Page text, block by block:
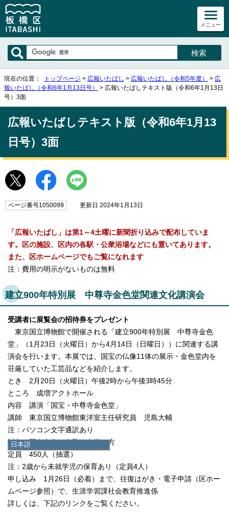
メニュー
日本語
日本語
English
한국어
简体中文
繁體中文
現在の位置： トップページ > 広報いたばし > 広報いたばし（令和5年度） > 広
報いたばし（令和6年1月13日号）
> 広報いたばしテキスト版（令和6年1月13日
号）3面
広報いたばしテキスト版（令和6年1月13
日号）3面
ページ番号1050099 更新日 2024年1月13日
「広報いたばし」は第1～4土曜に新聞折り込みで配布していま
す。区の施設、区内の各駅・公衆浴場などにも置いてあります。
また、区ホームページでもご覧になれます
注：費用の明示がないものは無料
建立900年特別展 中尊寺金色堂関連文化講演会
受講者に展覧会の招待券をプレゼント
東京国立博物館で開催される「建立900年特別展 中尊寺金色
堂」（1月23日（火曜日）から4月14日（日曜日））に関連する講
演会を行います。本展では、国宝の仏像11体の展示・金色堂内を
荘厳していた工芸品などを紹介します。
とき 2月20日（火曜日）午後2時から午後3時45分
ところ 成増アクトホール
内容 講演「国宝・中尊寺金色堂」
講師 東京国立博物館東洋室主任研究員 児島大輔
注：パソコン文字通訳あり
対象 区内在住・在勤・在学の方
定員 450人（抽選）
注：2歳から未就学児の保育あり（定員4人）
申し込み 1月26日（必着）まで、往復はがき・電子申請（区ホー
ムページ参照）で、生涯学習課社会教育推進係
詳しくは、下記のリンクをご覧ください。